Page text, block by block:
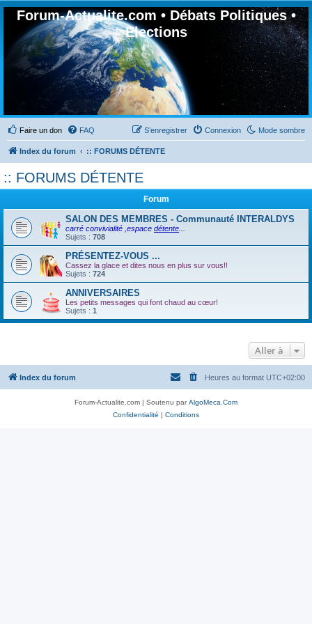
Forum-Actualite.com • Débats Politiques •
Elections
Faire un don Mode sombre
FAQ Connexion
S’enregistrer
Index du forum :: FORUMS DÉTENTE
:: FORUMS DÉTENTE
Forum
SALON DES MEMBRES - Communauté INTERALDYS
carré convivialité ,espace détente
Sujets : 708
PRÉSENTEZ-VOUS ...
Cassez la glace et dites nous en plus sur vous!!
Sujets : 724
ANNIVERSAIRES
Les petits messages qui font chaud au cœur!
Sujets : 1
Aller à
Index du forum Heures au format UTC+02:00
Forum-Actualite.com | Soutenu parAlgoMeca.Com
Confidentialité | Conditions